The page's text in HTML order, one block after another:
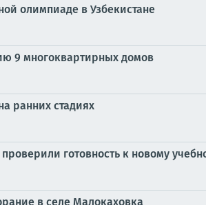
олимпиаде в Узбекистане
9 многоквартирных домов
ранних стадиях
готовность к новому
в селе Малокаховка